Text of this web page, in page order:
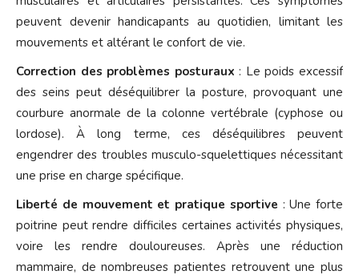
peuvent devenir handicapants au quotidien, limitant les
mouvements et altérant le confort de vie.
Correction des problèmes posturaux : Le poids excessif
des seins peut déséquilibrer la posture, provoquant une
courbure anormale de la colonne vertébrale (cyphose ou
lordose). À long terme, ces déséquilibres peuvent
engendrer des troubles musculo-squelettiques nécessitant
une prise en charge spécifique.
Liberté de mouvement et pratique sportive : Une forte
poitrine peut rendre difficiles certaines activités physiques,
voire les rendre douloureuses. Après une réduction
mammaire, de nombreuses patientes retrouvent une plus